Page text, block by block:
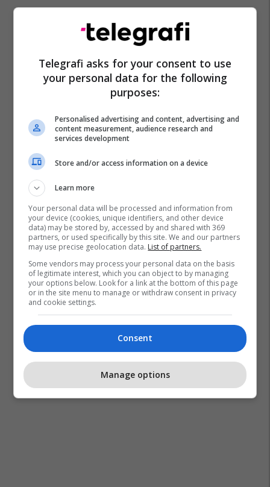
Telegrafi asks for your consent to use
your personal data for the following
purposes:
Personalised advertising and content, advertising and
content measurement, audience research and
services development
Store and/or access information on a device
Learn more
Your personal data will be processed and information from
your device (cookies, unique identifiers, and other device
data) may be stored by, accessed by and shared with 369
partners, or used specifically by this site. We and our partners
may use precise geolocation data. List of partners.
Some vendors may process your personal data on the basis
of legitimate interest, which you can object to by managing
your options below. Look for a link at the bottom of this page
or in the site menu to manage or withdraw consent in privacy
and cookie settings.
Consent
Manage options